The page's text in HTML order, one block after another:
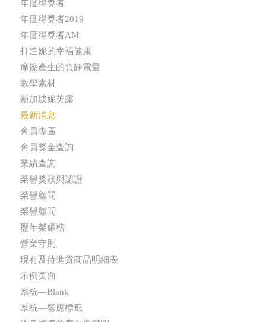
年度得獎者
年度得獎者2019
年度得獎者AM
打造妮的幸福健康
摩擦產生的負靜電量
教學素材
新加坡妮芙露
最新消息
會員專區
會員獎金查詢
業績查詢
榮譽獎狀與認證
榮譽顧問
榮譽顧問
歷年榮耀榜
營業守則
現有及待進貨商品明細表
示例页面
系統—Blank
系統—響應標籤